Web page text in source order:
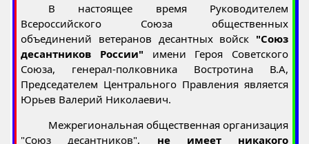
В настоящее время Руководителем
Всероссийского Союза общественных
объединений ветеранов десантных войск "Союз
десантников России" имени Героя Советского
Союза, генерал-полковника Востротина В.А,
Председателем Центрального Правления является
Юрьев Валерий Николаевич.
Межрегиональная общественная организация
"Союз десантников", не имеет никакого